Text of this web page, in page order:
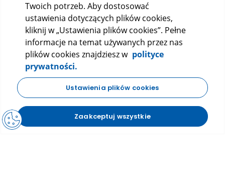
LUX MED Sp. z o.o.
ul. Szturmowa 2, 02-678 Warszawa
KRS: 0000265353
NIP: 5272523080
REGON: 140723603
Polityka prywatności | Regulamin | FAQ
Twoich potrzeb. Aby dostosować
ustawienia dotyczących plików cookies,
kliknij w „Ustawienia plików cookies”. Pełne
informacje na temat używanych przez nas
plików cookies znajdziesz w polityce
prywatności.
Ustawienia plików cookies
Zaakceptuj wszystkie